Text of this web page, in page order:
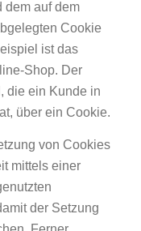
dem auf dem
Cookie
ist das
Shop. Der
die ein Kunde in
über ein Cookie.
von Cookies
mittels einer
der Setzung